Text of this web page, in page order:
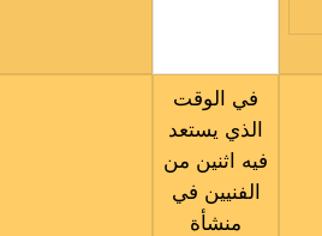
في الوقت
الذي يستعد
فيه اثنين من
الفنيين في
منشأة